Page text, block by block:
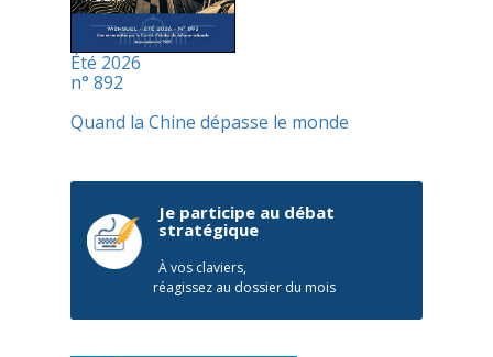
Été 2026
n° 892
Quand la Chine dépasse le monde
Je participe au débat
stratégique
À vos claviers,
réagissez au dossier du mois